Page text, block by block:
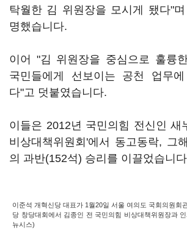
탁월한 김 위원장을 모시게 됐다"
명했습니다.
이어 "김 위원장을 중심으로 훌륭
국민들에게 선보이는 공천 업무
다"고 덧붙였습니다.
이들은 2012년 국민의힘 전신인 새
비상대책위원회'에서 동고동락, 그
의 과반(152석) 승리를 이끌었습니
이준석 개혁신당 대표가 1월20일 서울 여의도 국회의원회
당 창당대회에서 김종인 전 국민의힘 비상대책위원장과
뉴시스)